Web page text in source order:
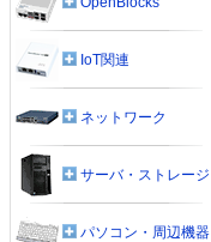
IoT関連
ネットワーク
サーバ・ストレージ
パソコン・周辺機器